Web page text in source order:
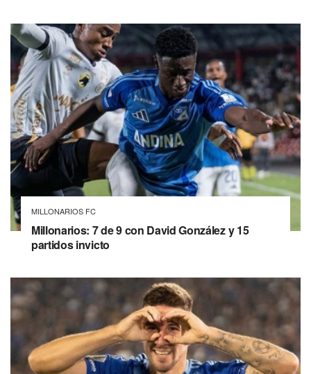
MILLONARIOS FC
Millonarios: 7 de 9 con David González y 15
partidos invicto